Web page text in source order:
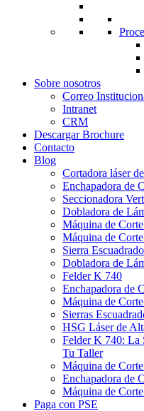
Sobre nosotros
Correo
Intranet
CRM
Descargar Brochure
Contacto
Blog
Cortadora láser
Enchapadora de
Seccionadora
Dobladora de
Máquina de
Máquina de
Sierra
Dobladora de
Felder K 740
Enchapadora de
Máquina de
Sierras
HSG Láser de
Felder K 740: La
Tu Taller
Máquina de
Enchapadora de
Máquina de
Paga con PSE